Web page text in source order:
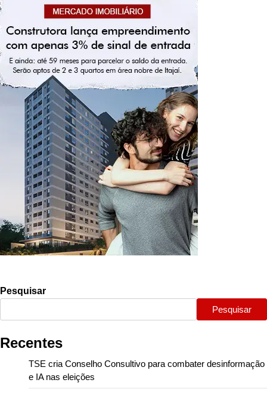
Pesquisar
Pesquisar
Recentes
TSE cria Conselho Consultivo para combater desinformação
e IA nas eleições